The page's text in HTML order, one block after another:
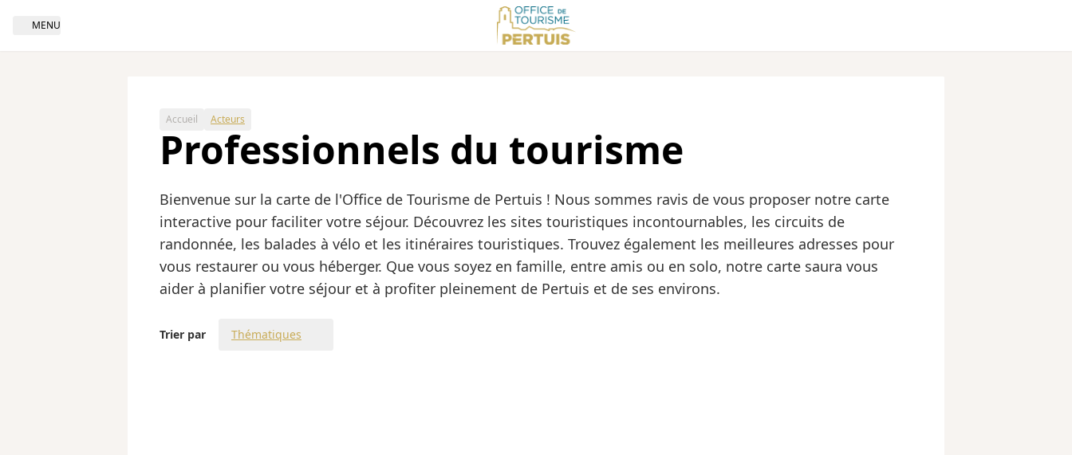
Open navigation
MENU
Accueil Acteurs
Professionnels du tourisme
Bienvenue sur la carte de l'Office de Tourisme de Pertuis ! Nous sommes ravis de vous proposer notre carte
interactive pour faciliter votre séjour. Découvrez les sites touristiques incontournables, les circuits de
randonnée, les balades à vélo et les itinéraires touristiques. Trouvez également les meilleures adresses pour
vous restaurer ou vous héberger. Que vous soyez en famille, entre amis ou en solo, notre carte saura vous
aider à planifier votre séjour et à profiter pleinement de Pertuis et de ses environs.
Trier par Thématiques